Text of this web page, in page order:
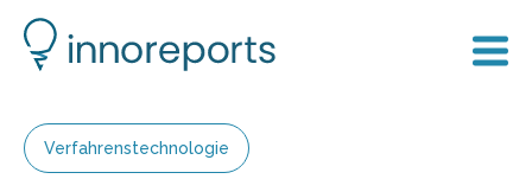
Verfahrenstechnologie